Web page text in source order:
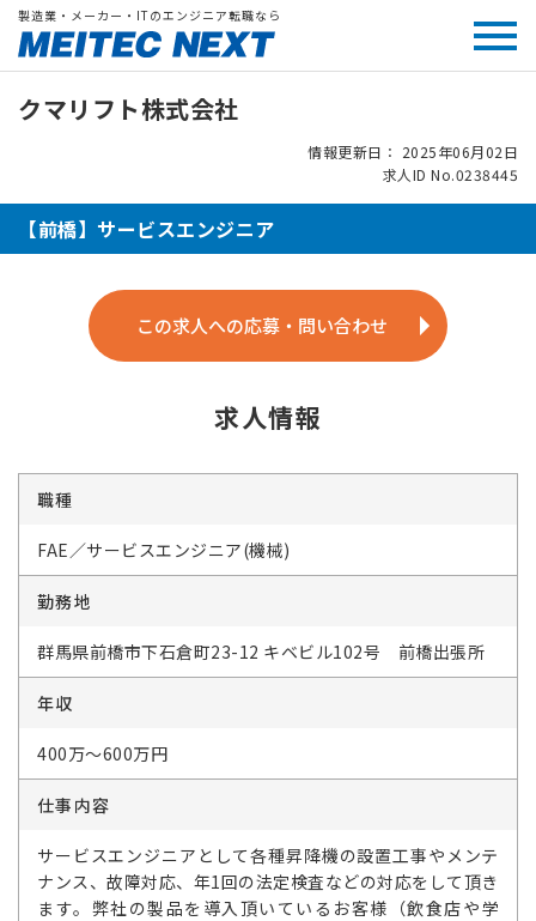
製造業・メーカー・ITのエンジニア転職なら
クマリフト株式会社
情報更新日： 2025年06月02日
求人ID No.0238445
【前橋】サービスエンジニア
この求人への応募・問い合わせ
求人情報
職種
FAE／サービスエンジニア(機械)
勤務地
群馬県前橋市下石倉町23-12 キベビル102号 前橋出張所
年収
400万～600万円
仕事内容
サービスエンジニアとして各種昇降機の設置工事やメンテ
ナンス、故障対応、年1回の法定検査などの対応をして頂き
ます。弊社の製品を導入頂いているお客様（飲食店や学